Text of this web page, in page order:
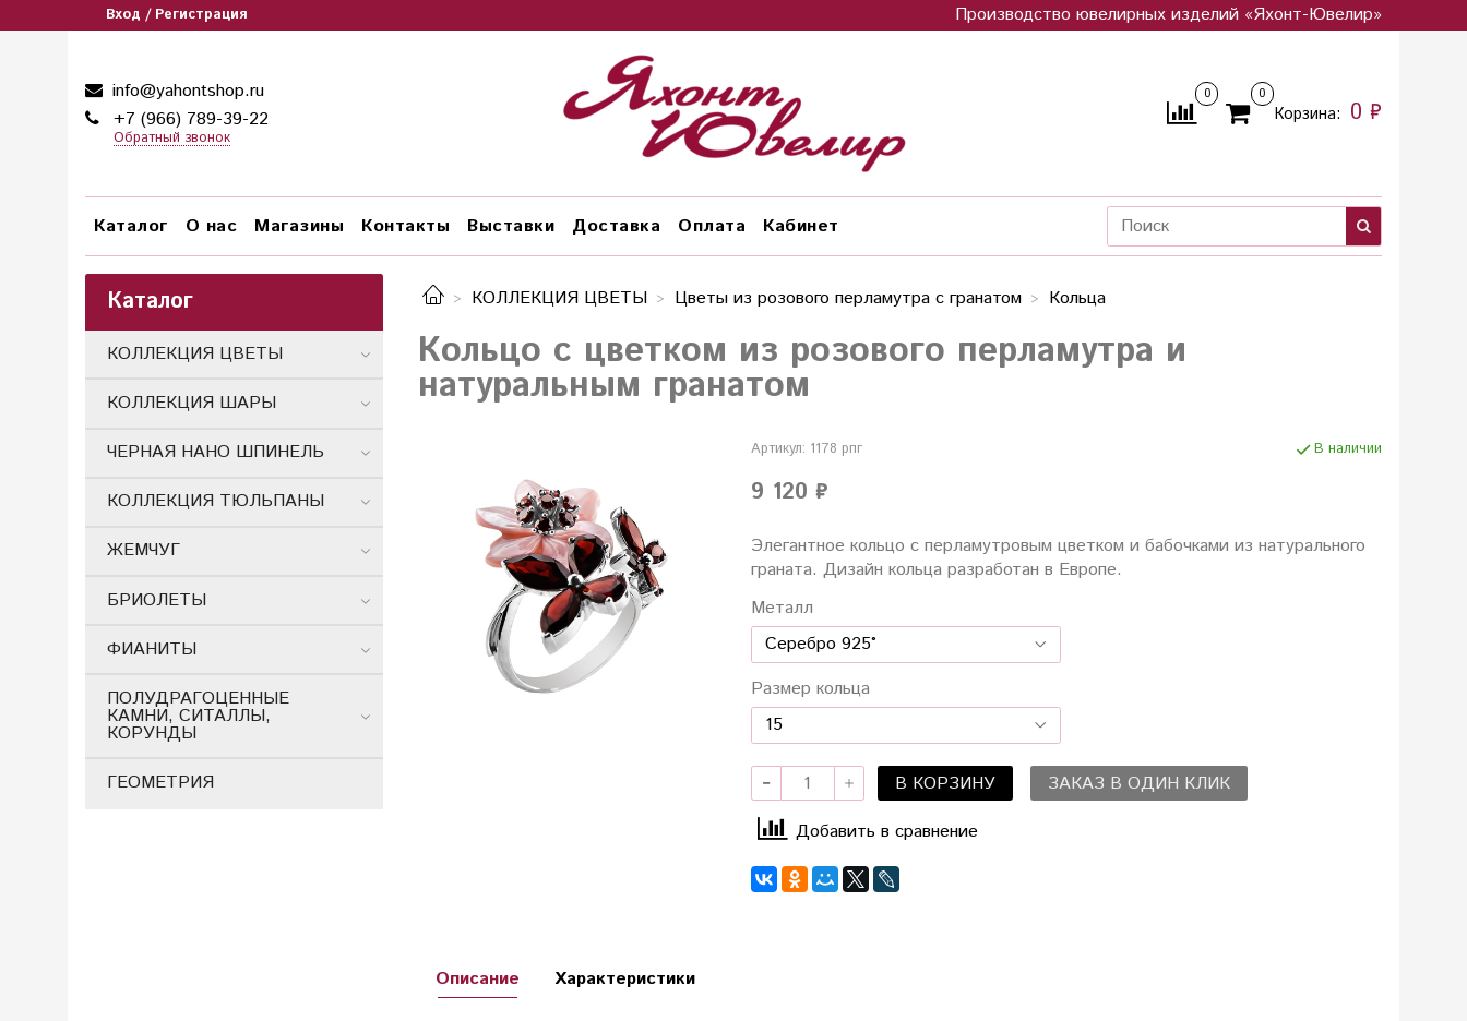
Вход / Регистрация Производство ювелирных изделий «Яхонт-Ювелир»
info@yahontshop.ru
+7 (966) 789-39-22
Обратный звонок
0 0
Корзина: 0 ₽
Каталог О нас Магазины Контакты Выставки Доставка Оплата Кабинет
КОЛЛЕКЦИЯ ЦВЕТЫ Цветы из розового перламутра с гранатом Кольца
Кольцо с цветком из розового перламутра и
натуральным гранатом
Артикул: 1178 рпг В наличии
9 120 ₽
Элегантное кольцо с перламутровым цветком и бабочками из натурального
граната. Дизайн кольца разработан в Европе.
Металл
Размер кольца
В КОРЗИНУ
ЗАКАЗ В ОДИН КЛИК
Добавить в сравнение
Описание Характеристики
Каталог
КОЛЛЕКЦИЯ ЦВЕТЫ
КОЛЛЕКЦИЯ ШАРЫ
ЧЕРНАЯ НАНО ШПИНЕЛЬ
КОЛЛЕКЦИЯ ТЮЛЬПАНЫ
ЖЕМЧУГ
БРИОЛЕТЫ
ФИАНИТЫ
ПОЛУДРАГОЦЕННЫЕ
КАМНИ, СИТАЛЛЫ,
КОРУНДЫ
ГЕОМЕТРИЯ